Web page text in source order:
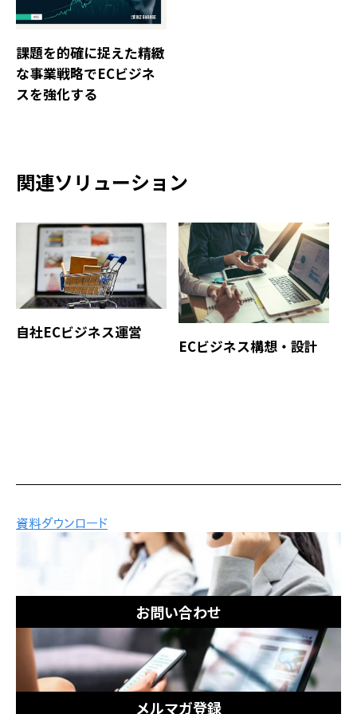
課題を的確に捉えた精緻
な事業戦略でECビジネ
スを強化する
関連ソリューション
自社ECビジネス運営
ECビジネス構想・設計
お問い合わせ
メルマガ登録